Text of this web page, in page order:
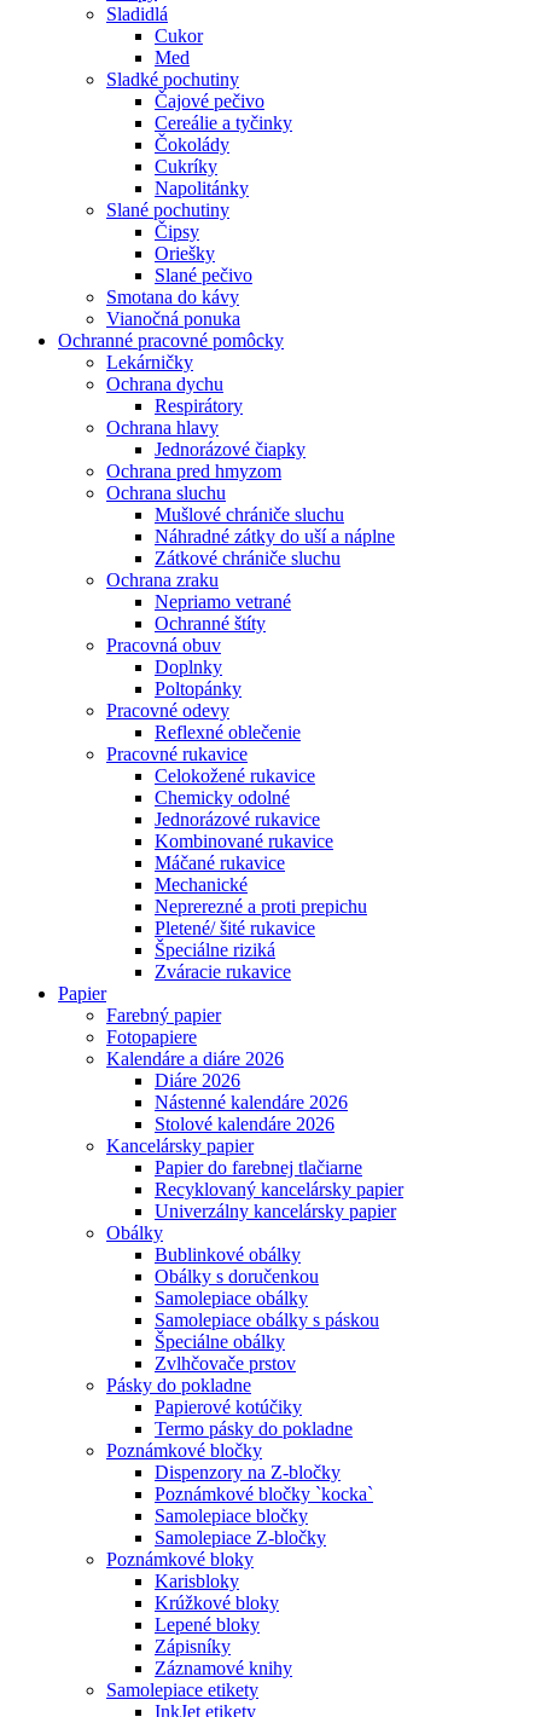
Sladidlá
Cukor
Med
Sladké pochutiny
Čajové pečivo
Cereálie a tyčinky
Čokolády
Cukríky
Napolitánky
Slané pochutiny
Čipsy
Oriešky
Slané pečivo
Smotana do kávy
Vianočná ponuka
Ochranné pracovné pomôcky
Lekárničky
Ochrana dychu
Respirátory
Ochrana hlavy
Jednorázové čiapky
Ochrana pred hmyzom
Ochrana sluchu
Mušlové chrániče sluchu
Náhradné zátky do uší a náplne
Zátkové chrániče sluchu
Ochrana zraku
Nepriamo vetrané
Ochranné štíty
Pracovná obuv
Doplnky
Poltopánky
Pracovné odevy
Reflexné oblečenie
Pracovné rukavice
Celokožené rukavice
Chemicky odolné
Jednorázové rukavice
Kombinované rukavice
Máčané rukavice
Mechanické
Neprerezné a proti prepichu
Pletené/ šité rukavice
Špeciálne riziká
Zváracie rukavice
Papier
Farebný papier
Fotopapiere
Kalendáre a diáre 2026
Diáre 2026
Nástenné kalendáre 2026
Stolové kalendáre 2026
Kancelársky papier
Papier do farebnej tlačiarne
Recyklovaný kancelársky papier
Univerzálny kancelársky papier
Obálky
Bublinkové obálky
Obálky s doručenkou
Samolepiace obálky
Samolepiace obálky s páskou
Špeciálne obálky
Zvlhčovače prstov
Pásky do pokladne
Papierové kotúčiky
Termo pásky do pokladne
Poznámkové bločky
Dispenzory na Z-bločky
Poznámkové bločky `kocka`
Samolepiace bločky
Samolepiace Z-bločky
Poznámkové bloky
Karisbloky
Krúžkové bloky
Lepené bloky
Zápisníky
Záznamové knihy
Samolepiace etikety
InkJet etikety